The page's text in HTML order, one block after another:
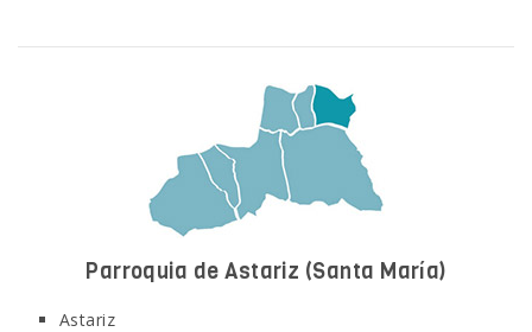
Parroquia de Astariz (Santa María)
Astariz